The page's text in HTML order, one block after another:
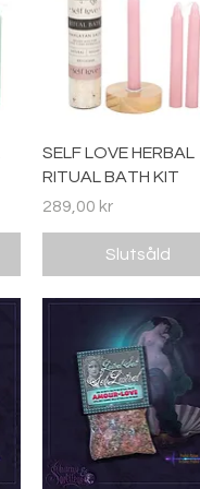
Snabbvisning
SELF LOVE HERBAL
RITUAL BATH KIT
Pris
289,00 kr
Slutsåld